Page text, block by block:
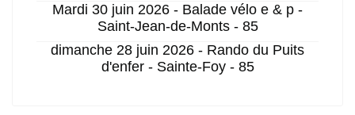
Mardi 30 juin 2026 - Balade vélo e & p -
Saint-Jean-de-Monts - 85
dimanche 28 juin 2026 - Rando du Puits
d'enfer - Sainte-Foy - 85